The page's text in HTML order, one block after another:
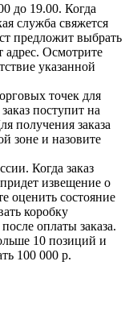
до 19.00. Когда
служба свяжется
предложит выбрать
адрес. Осмотрите
указанной
точек для
поступит на
получения заказа
зоне и назовите
Когда заказ
извещение о
оценить состояние
коробку
оплаты заказа.
10 позиций и
100 000 р.